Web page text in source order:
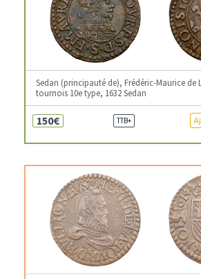
Sedan (principauté de), Frédéric-Maurice de
tournois 10e type, 1632 Sedan
150€ TTB+